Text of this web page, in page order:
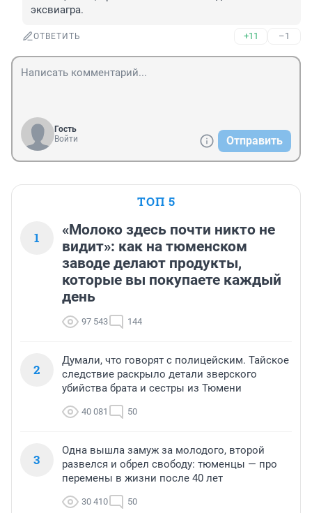
эксвиагра.
ОТВЕТИТЬ +11 –1
Гость
Войти
Отправить
ТОП 5
1
«Молоко здесь почти никто не
видит»: как на тюменском
заводе делают продукты,
которые вы покупаете каждый
день
97 543 144
2
Думали, что говорят с полицейским. Тайское
следствие раскрыло детали зверского
убийства брата и сестры из Тюмени
40 081 50
3
Одна вышла замуж за молодого, второй
развелся и обрел свободу: тюменцы — про
перемены в жизни после 40 лет
30 410 50